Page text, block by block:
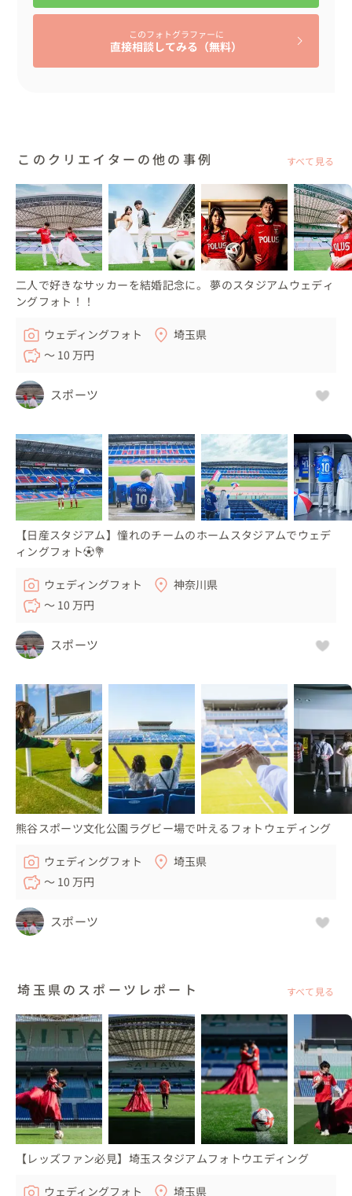
それとピッチ上の写真は空の面積が多くなりがちなので、
いるカメラマンは信用できると思います😊
妄想や夢の世界を実現できるのが、フォトウェディングの
素敵なところです。
このフォトグラファーに
直接相談してみる（無料）
このクリエイターの他の事例 すべて見る
二人で好きなサッカーを結婚記念に。 夢のスタジアムウェディ
ングフォト！！
ウェディングフォト
埼玉県
〜 10 万円
スポーツ
【日産スタジアム】憧れのチームのホームスタジアムでウェデ
ィングフォト⚽💐
ウェディングフォト
神奈川県
〜 10 万円
スポーツ
熊谷スポーツ文化公園ラグビー場で叶えるフォトウェディング
ウェディングフォト
埼玉県
〜 10 万円
スポーツ
埼玉県のスポーツレポート すべて見る
【レッズファン必見】埼玉スタジアムフォトウエディング
ウェディングフォト
埼玉県